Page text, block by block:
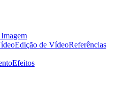
Edição de VídeoReferências
Efeitos